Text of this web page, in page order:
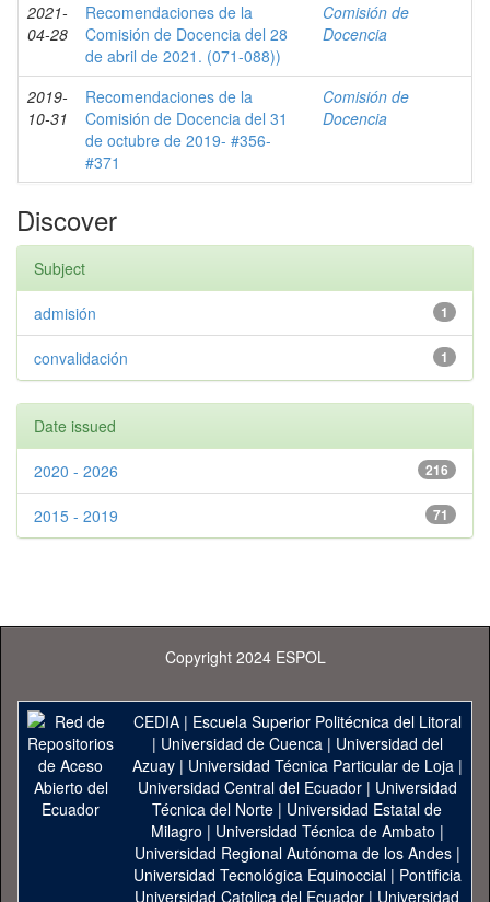
2021-
04-28
Recomendaciones de la
Comisión de Docencia del 28
de abril de 2021. (071-088))
Comisión de
Docencia
2019-
10-31
Recomendaciones de la
Comisión de Docencia del 31
de octubre de 2019- #356-
#371
Comisión de
Docencia
Discover
Subject
1
admisión
1
convalidación
Date issued
216
2020 - 2026
71
2015 - 2019
Copyright 2024 ESPOL
CEDIA| Escuela Superior Politécnica del Litoral
| Universidad de Cuenca| Universidad del
Azuay| Universidad Técnica Particular de Loja|
Universidad Central del Ecuador| Universidad
Técnica del Norte | Universidad Estatal de
Milagro | Universidad Técnica de Ambato |
Universidad Regional Autónoma de los Andes|
Universidad Tecnológica Equinoccial| Pontificia
Universidad Catolica del Ecuador | Universidad